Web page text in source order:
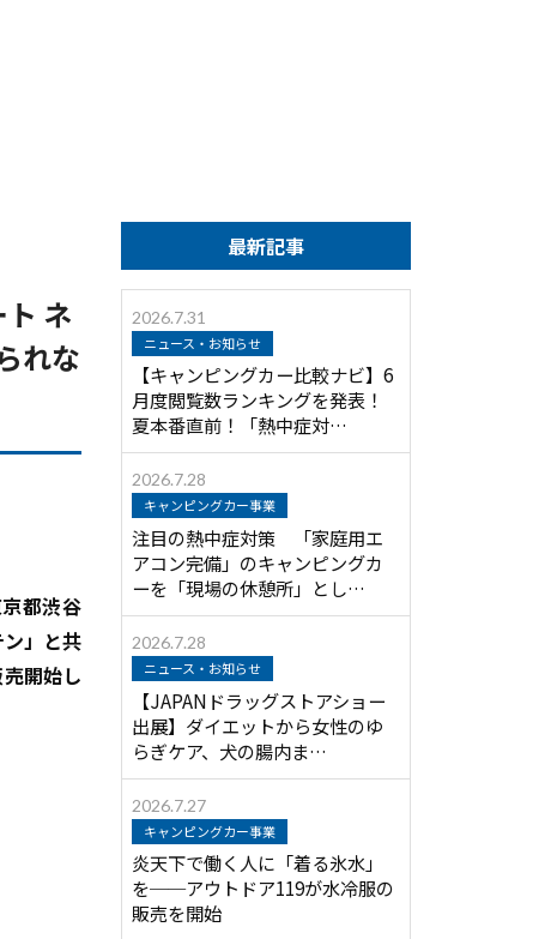
ネ
れな
都渋谷
」と共
開始し
最新記事
2026.7.31
ニュース・お知らせ
【キャンピングカー比較ナビ】6
月度閲覧数ランキングを発表！
夏本番直前！「熱中症対…
2026.7.28
キャンピングカー事業
注目の熱中症対策 「家庭用エ
アコン完備」のキャンピングカ
ーを「現場の休憩所」とし…
2026.7.28
ニュース・お知らせ
【JAPANドラッグストアショー
出展】ダイエットから女性のゆ
らぎケア、犬の腸内ま…
2026.7.27
キャンピングカー事業
炎天下で働く人に「着る氷水」
を──アウトドア119が水冷服の
販売を開始